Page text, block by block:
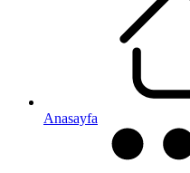
Anasayfa